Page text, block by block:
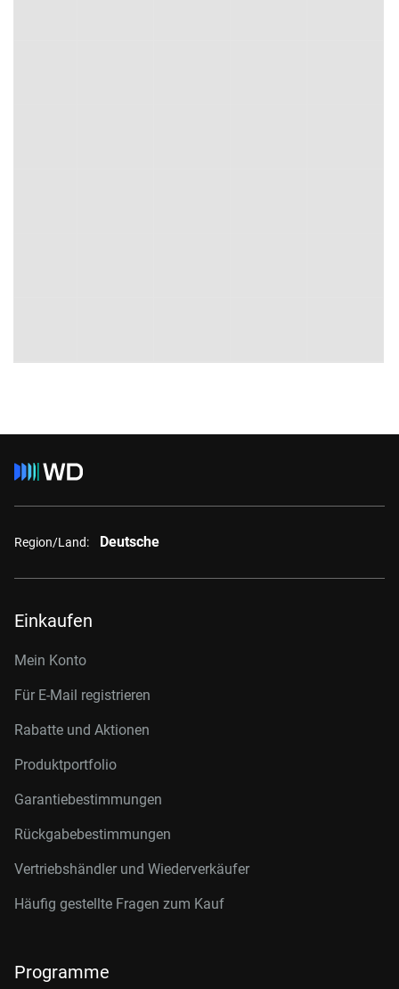
Region/Land: Deutsche
Einkaufen
Mein Konto
Für E-Mail registrieren
Rabatte und Aktionen
Produktportfolio
Garantiebestimmungen
Rückgabebestimmungen
Vertriebshändler und Wiederverkäufer
Häufig gestellte Fragen zum Kauf
Programme